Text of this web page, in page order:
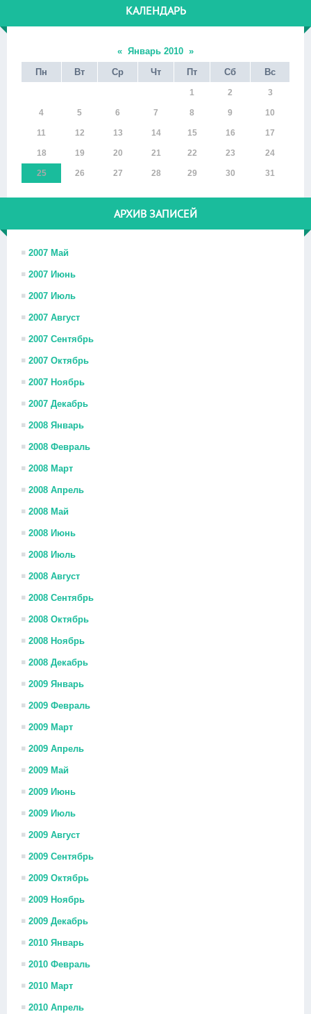
КАЛЕНДАРЬ
« Январь 2010 »
Пн
Вт Ср Чт Пт Сб Вс
1 2 3
4 5 6 7 8 9 10
11 12 13 14 15 16 17
18 19 20 21 22 23 24
25 26 27 28 29 30 31
АРХИВ ЗАПИСЕЙ
2007 Май
2007 Июнь
2007 Июль
2007 Август
2007 Сентябрь
2007 Октябрь
2007 Ноябрь
2007 Декабрь
2008 Январь
2008 Февраль
2008 Март
2008 Апрель
2008 Май
2008 Июнь
2008 Июль
2008 Август
2008 Сентябрь
2008 Октябрь
2008 Ноябрь
2008 Декабрь
2009 Январь
2009 Февраль
2009 Март
2009 Апрель
2009 Май
2009 Июнь
2009 Июль
2009 Август
2009 Сентябрь
2009 Октябрь
2009 Ноябрь
2009 Декабрь
2010 Январь
2010 Февраль
2010 Март
2010 Апрель